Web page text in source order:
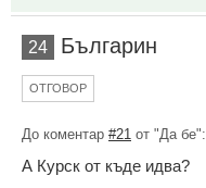
24 Българин
ОТГОВОР
До коментар #21 от "Да бе":
А Курск от къде идва?